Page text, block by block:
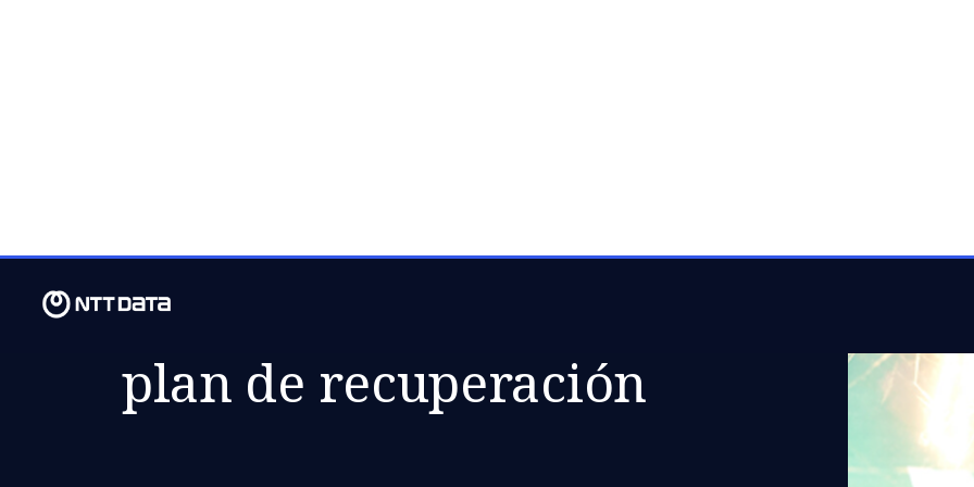
El impacto del Covid-19 en
el negocio energético y
plan de recuperación